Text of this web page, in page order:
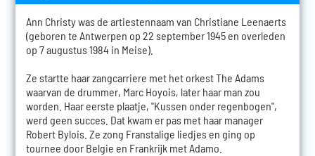
Ann Christy was de artiestennaam van Christiane Leenaerts
(geboren te Antwerpen op 22 september 1945 en overleden
op 7 augustus 1984 in Meise).
Ze startte haar zangcarriere met het orkest The Adams
waarvan de drummer, Marc Hoyois, later haar man zou
worden. Haar eerste plaatje, "Kussen onder regenbogen",
werd geen succes. Dat kwam er pas met haar manager
Robert Bylois. Ze zong Franstalige liedjes en ging op
tournee door Belgie en Frankrijk met Adamo.